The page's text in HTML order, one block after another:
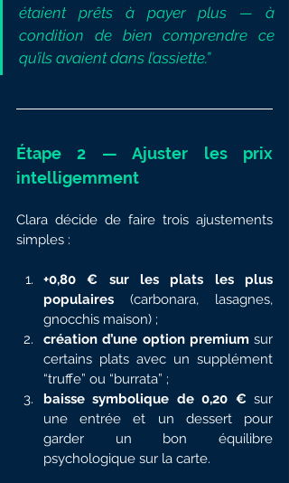
étaient prêts à payer plus — à
condition de bien comprendre ce
qu’ils avaient dans l’assiette.”
Étape 2 — Ajuster les prix
intelligemment
Clara décide de faire trois ajustements
simples :
+0,80 € sur les plats les plus
populaires (carbonara, lasagnes,
gnocchis maison) ;
création d’une option premium sur
certains plats avec un supplément
“truffe” ou “burrata” ;
baisse symbolique de 0,20 € sur
une entrée et un dessert pour
garder un bon équilibre
psychologique sur la carte.